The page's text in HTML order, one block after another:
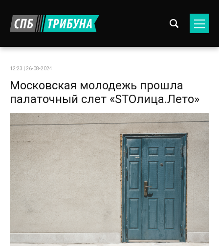
12:23 | 26-08-2024
Московская молодежь прошла
палаточный слет «STOлица.Лето»